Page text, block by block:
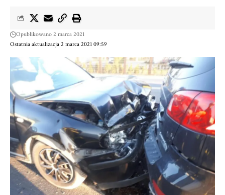
Ostatnia aktualizacja 2 marca 2021 09:59
Opublikowano 2 marca 2021